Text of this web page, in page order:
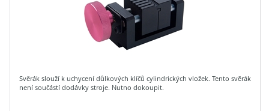
Svěrák slouží k uchycení důlkových klíčů cylindrických vložek. Tento svěrák
není součástí dodávky stroje. Nutno dokoupit.